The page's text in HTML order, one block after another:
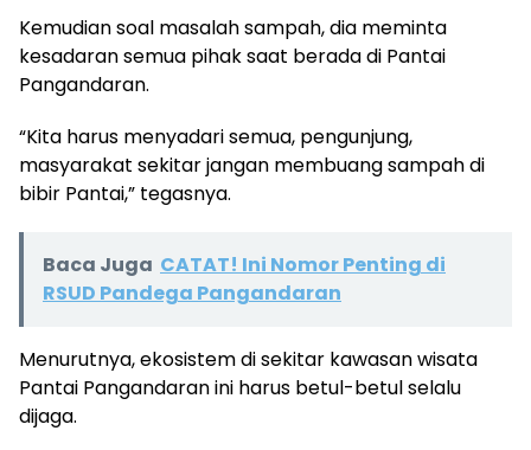
Kemudian soal masalah sampah, dia meminta
kesadaran semua pihak saat berada di Pantai
Pangandaran.
“Kita harus menyadari semua, pengunjung,
masyarakat sekitar jangan membuang sampah di
bibir Pantai,” tegasnya.
Baca Juga CATAT! Ini Nomor Penting di
RSUD Pandega Pangandaran
Menurutnya, ekosistem di sekitar kawasan wisata
Pantai Pangandaran ini harus betul-betul selalu
dijaga.